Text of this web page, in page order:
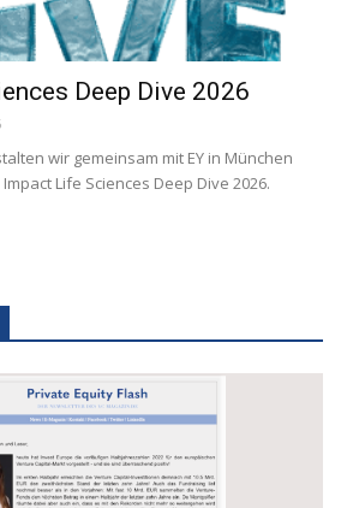
Deep Dive 2026
wir gemeinsam mit EY in München
Life Sciences Deep Dive 2026.